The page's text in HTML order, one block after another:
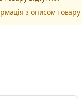
з описом